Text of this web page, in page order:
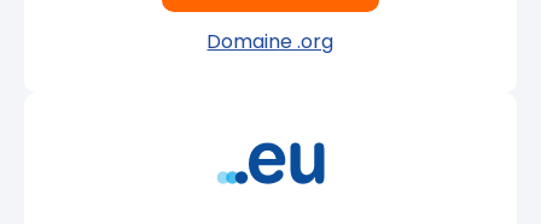
Domaine .org